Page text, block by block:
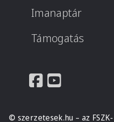
Imanaptár
Támogatás
© szerzetesek.hu – az